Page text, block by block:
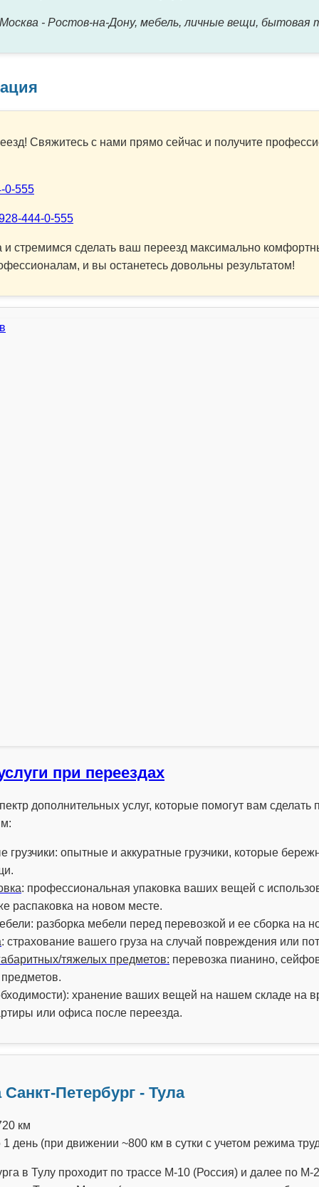
- Ростов-на-Дону, мебель, личные вещи, бытовая
Свяжитесь с нами прямо сейчас и получите
0-555
444-0-555
стремимся сделать ваш переезд максимально
и вы останетесь довольны результатом!
при переездах
дополнительных услуг, которые помогут вам сделать
опытные и аккуратные грузчики, которые
: профессиональная упаковка ваших вещей с
распаковка на новом месте.
разборка мебели перед перевозкой и ее сборка на
: страхование вашего груза на случай повреждения или
тяжелых предметов: перевозка пианино,
хранение ваших вещей на нашем складе на
или офиса после переезда.
Петербург - Тула
км
день (при движении ~800 км в сутки с учетом режима
в Тулу проходит по трассе М-10 (Россия) и далее по